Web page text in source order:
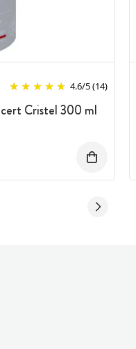
4.6/5(14)
Cristel 300 ml